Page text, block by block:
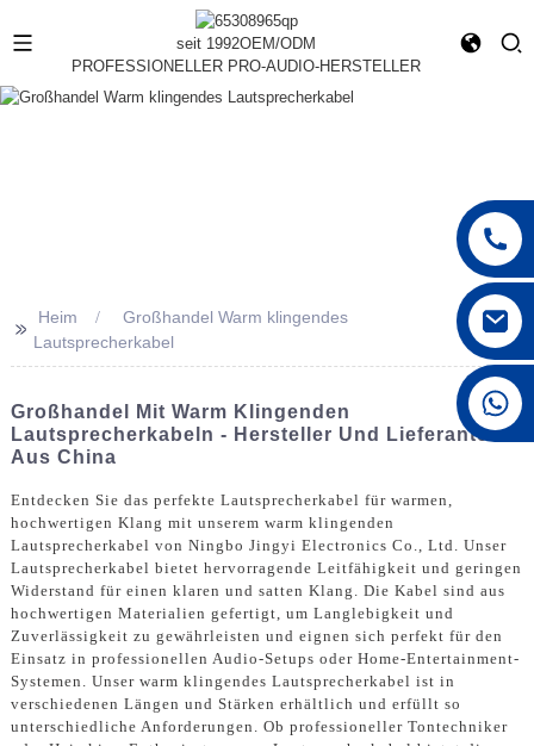
seit 1992OEM/ODM
PROFESSIONELLER PRO-AUDIO-HERSTELLER
>>
Heim
Großhandel Warm klingendes
Lautsprecherkabel
Großhandel Mit Warm Klingenden
Lautsprecherkabeln - Hersteller Und Lieferanten
Aus China
Entdecken Sie das perfekte Lautsprecherkabel für warmen,
hochwertigen Klang mit unserem warm klingenden
Lautsprecherkabel von Ningbo Jingyi Electronics Co., Ltd. Unser
Lautsprecherkabel bietet hervorragende Leitfähigkeit und geringen
Widerstand für einen klaren und satten Klang. Die Kabel sind aus
hochwertigen Materialien gefertigt, um Langlebigkeit und
Zuverlässigkeit zu gewährleisten und eignen sich perfekt für den
Einsatz in professionellen Audio-Setups oder Home-Entertainment-
Systemen. Unser warm klingendes Lautsprecherkabel ist in
verschiedenen Längen und Stärken erhältlich und erfüllt so
unterschiedliche Anforderungen. Ob professioneller Tontechniker